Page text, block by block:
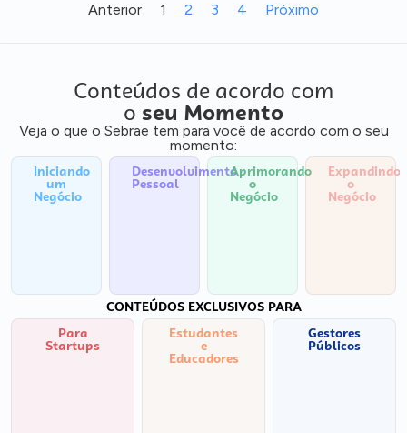
Anterior 1 2 3 4 Próximo
Conteúdos de acordo com
o seu Momento
Veja o que o Sebrae tem para você de acordo com o seu
momento:
Iniciando
um
Negócio
Desenvolvimento
Pessoal
Aprimorando
o
Negócio
Expandindo
o
Negócio
CONTEÚDOS EXCLUSIVOS PARA
Para
Startups
Estudantes
e
Educadores
Gestores
Públicos